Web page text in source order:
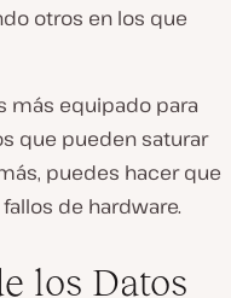
otros en los que
más equipado para
que pueden saturar
puedes hacer que
de hardware.
los Datos